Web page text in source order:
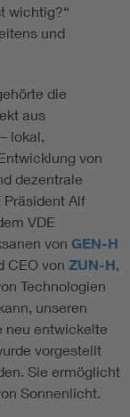
wichtig?“
und
die
aus
lokal,
von
dezentrale
Präsident Alf
VDE
von GEN-H
CEO von ZUN-H,
Technologien
unseren
neu entwickelte
vorgestellt
Sie ermöglicht
Sonnenlicht.